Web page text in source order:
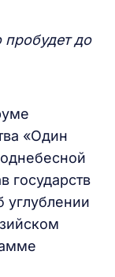
до
«Один
государств
углублении